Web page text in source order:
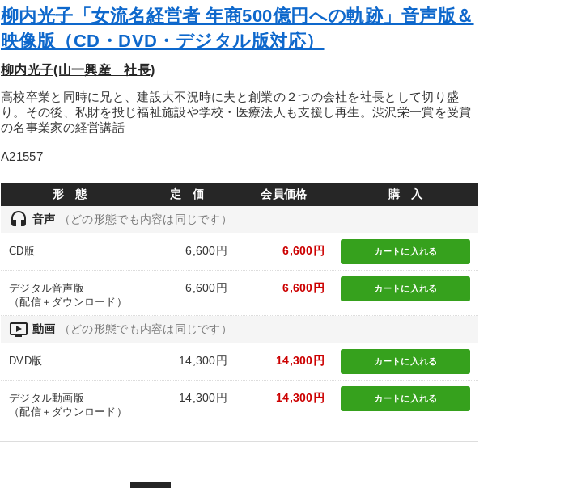
柳内光子「女流名経営者 年商500億円への軌跡」音声版＆
映像版（CD・DVD・デジタル版対応）
柳内光子(山一興産 社長)
高校卒業と同時に兄と、建設大不況時に夫と創業の２つの会社を社長として切り盛
り。その後、私財を投じ福祉施設や学校・医療法人も支援し再生。渋沢栄一賞を受賞
の名事業家の経営講話
A21557
形 態 定 価 会員価格 購 入
headset 音声 （どの形態でも内容は同じです）
CD版 6,600円 6,600円 カートに 入れる
デジタル音声版
（配信＋ダウンロード）
6,600円 6,600円 カートに 入れる
ondemand_video 動画 （どの形態でも内容は同じです）
DVD版 14,300円 14,300円 カートに 入れる
デジタル動画版
（配信＋ダウンロード）
14,300円 14,300円 カートに 入れる